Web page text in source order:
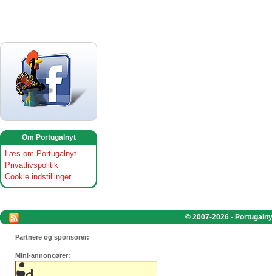
Om Portugalnyt
Læs om Portugalnyt
Privatlivspolitik
Cookie indstillinger
© 2007-2026 -
Partnere og sponsorer:
Mini-annoncører: